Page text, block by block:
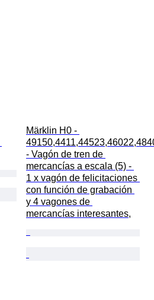
Märklin H0 -
- Vagón de tren de
mercancías a escala (5) -
1 x vagón de felicitaciones
con función de grabación
y 4 vagones de
mercancías interesantes,